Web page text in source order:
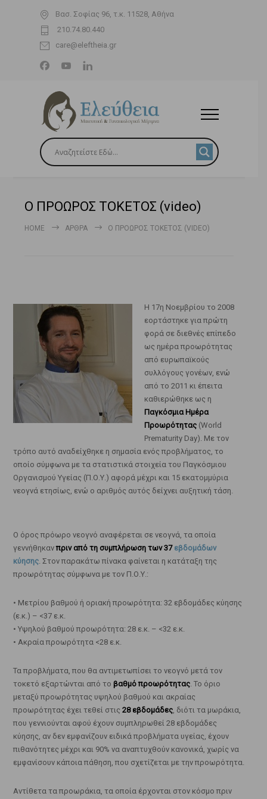
Βασ. Σοφίας 96, τ.κ. 11528, Αθήνα
210.74.80.440
care@eleftheia.gr
Ο ΠΡΟΩΡΟΣ ΤΟΚΕΤΟΣ (video)
HOME ΆΡΘΡΑ Ο ΠΡΟΩΡΟΣ ΤΟΚΕΤΟΣ (VIDEO)
Η 17η Νοεμβρίου το 2008
εορτάστηκε για πρώτη
φορά σε διεθνές επίπεδο
ως ημέρα προωρότητας
από ευρωπαϊκούς
συλλόγους γονέων, ενώ
από το 2011 κι έπειτα
καθιερώθηκε ως η
Παγκόσμια Ημέρα
Προωρότητας(World
Prematurity Day). Με τον
τρόπο αυτό αναδείχθηκε η σημασία ενός προβλήματος, το
οποίο σύμφωνα με τα στατιστικά στοιχεία του Παγκόσμιου
Οργανισμού Υγείας (Π.Ο.Υ.) αφορά μέχρι και 15 εκατομμύρια
νεογνά ετησίως, ενώ ο αριθμός αυτός δείχνει αυξητική τάση.
Ο όρος πρόωρο νεογνό αναφέρεται σε νεογνά, τα οποία
γεννήθηκανπριν από τη συμπλήρωση των 37 εβδομάδων
κύησης. Στον παρακάτω πίνακα φαίνεται η κατάταξη της
προωρότητας σύμφωνα με τον Π.Ο.Υ.:
• Μετρίου βαθμού ή οριακή προωρότητα: 32 εβδομάδες κύησης
(ε.κ.) – <37 ε.κ.
• Υψηλού βαθμού προωρότητα: 28 ε.κ. – <32 ε.κ.
• Ακραία προωρότητα <28 ε.κ.
Τα προβλήματα, που θα αντιμετωπίσει το νεογνό μετά τον
τοκετό εξαρτώνται από το βαθμό προωρότητας. Το όριο
μεταξύ προωρότητας υψηλού βαθμού και ακραίας
προωρότητας έχει τεθεί στις 28 εβδομάδες, διότι τα μωράκια,
που γεννιούνται αφού έχουν συμπληρωθεί 28 εβδομάδες
κύησης, αν δεν εμφανίζουν ειδικά προβλήματα υγείας, έχουν
πιθανότητες μέχρι και 90% να αναπτυχθούν κανονικά, χωρίς να
εμφανίσουν κάποια πάθηση, που σχετίζεται με την προωρότητα.
Αντίθετα τα προωράκια, τα οποία έρχονται στον κόσμο πριν